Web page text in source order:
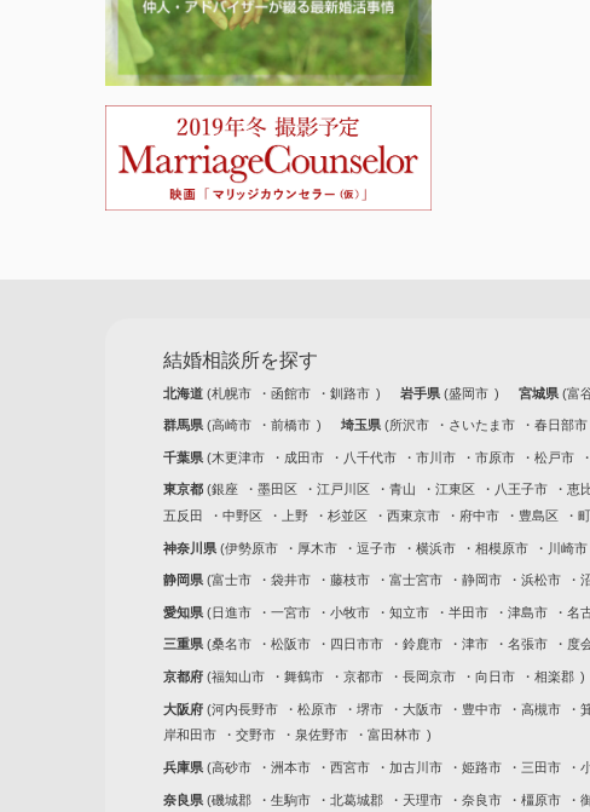
結婚相談所を探す
北海道 札幌市 函館市 釧路市 岩手県 盛岡市 宮城県 富
群馬県 高崎市 前橋市 埼玉県 所沢市 さいたま市 春日部市
千葉県 木更津市 成田市 八千代市 市川市 市原市 松戸市
東京都 銀座 墨田区 江戸川区 青山 江東区 八王子市 恵
五反田
中野区 上野 杉並区 西東京市 府中市 豊島区
神奈川県 伊勢原市 厚木市 逗子市 横浜市 相模原市 川崎市
静岡県 富士市 袋井市 藤枝市 富士宮市 静岡市 浜松市
愛知県 日進市 一宮市 小牧市 知立市 半田市 津島市 名
三重県 桑名市 松阪市 四日市市 鈴鹿市 津市 名張市 度
京都府 福知山市 舞鶴市 京都市 長岡京市 向日市 相楽郡
大阪府 河内長野市 松原市 堺市 大阪市 豊中市 高槻市
岸和田市
交野市 泉佐野市 富田林市
兵庫県 高砂市 洲本市 西宮市 加古川市 姫路市 三田市
奈良県 磯城郡 生駒市 北葛城郡 天理市 奈良市 橿原市